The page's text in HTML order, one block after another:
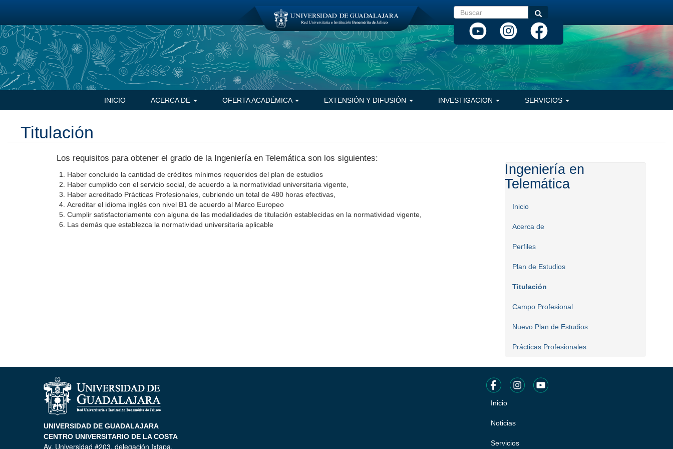
contenido
principal
Buscar Buscar
Navegación
principal
INICIO ACERCA DE OFERTA ACADÉMICA EXTENSIÓN Y DIFUSIÓN INVESTIGACION SERVICIOS
Titulación
Los requisitos para obtener el grado de la Ingeniería en Telemática son los siguientes:
Haber concluido la cantidad de créditos mínimos requeridos del plan de estudios
Haber cumplido con el servicio social, de acuerdo a la normatividad universitaria vigente,
Haber acreditado Prácticas Profesionales, cubriendo un total de 480 horas efectivas,
Acreditar el idioma inglés con nivel B1 de acuerdo al Marco Europeo
Cumplir satisfactoriamente con alguna de las modalidades de titulación establecidas en la normatividad vigente,
Las demás que establezca la normatividad universitaria aplicable
Ingeniería en
Telemática
Inicio
Acerca de
Perfiles
Plan de Estudios
Titulación
Campo Profesional
Nuevo Plan de Estudios
Prácticas Profesionales
UNIVERSIDAD DE GUADALAJARA
CENTRO UNIVERSITARIO DE LA COSTA
Av. Universidad #203, delegación Ixtapa,
Pie
de
página
Inicio
Noticias
Servicios